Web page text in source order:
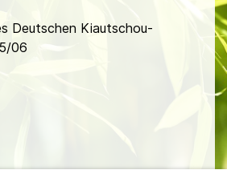
Deutschen Kiautschou-
06